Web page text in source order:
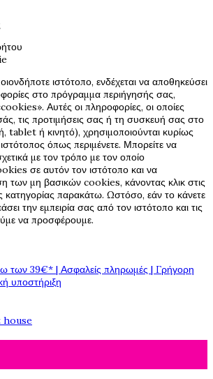
ιστότοπο, ενδέχεται να αποθηκεύσει
στο πρόγραμμα περιήγησής σας,
Αυτές οι πληροφορίες, οι οποίες
τις προτιμήσεις σας ή τη συσκευή σας στο
tablet ή κινητό), χρησιμοποιούνται κυρίως
όπως περιμένετε. Μπορείτε να
με τον τρόπο με τον οποίο
σε αυτόν τον ιστότοπο και να
των μη βασικών cookies, κάνοντας κλικ στις
κατηγορίας παρακάτω. Ωστόσο, εάν το κάνετε
την εμπειρία σας από τον ιστότοπο και τις
να προσφέρουμε.
των 39€* | Ασφαλείς πληρωμές | Γρήγορη
υποστήριξη